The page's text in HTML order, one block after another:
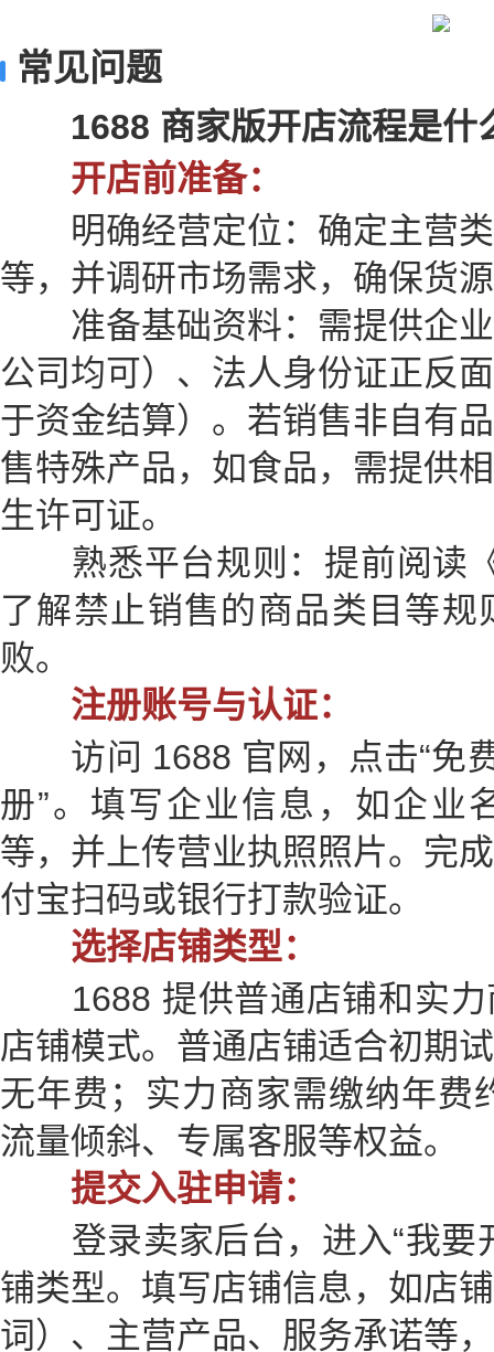
常见问题
1688 商家版开店流程是什
开店前准备：
明确经营定位：确定主营类
等，并调研市场需求，确保货
准备基础资料：需提供企业
公司均可）、法人身份证正反
于资金结算）。若销售非自有
售特殊产品，如食品，需提供
生许可证。
熟悉平台规则：提前阅读
了解禁止销售的商品类目等
败。
注册账号与认证：
访问 1688 官网，点击“免费
册”。填写企业信息，如企业
等，并上传营业执照照片。完
付宝扫码或银行打款验证。
选择店铺类型：
1688 提供普通店铺和实力
店铺模式。普通店铺适合初期
无年费；实力商家需缴纳年费
流量倾斜、专属客服等权益。
提交入驻申请：
登录卖家后台，进入“我要
铺类型。填写店铺信息，如店
词）、主营产品、服务承诺等